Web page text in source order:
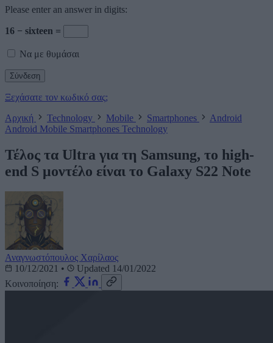
Please enter an answer in digits:
16 − sixteen =
Να με θυμάσαι
Ξεχάσατε τον κωδικό σας;
Αρχική
Technology Mobile Smartphones
Android
Android Mobile Smartphones Technology
Τέλος τα Ultra για τη Samsung, το high-
end S μοντέλο είναι το Galaxy S22 Note
Αναγνωστόπουλος Χαρίλαος
10/12/2021 •
Updated 14/01/2022
Κοινοποίηση: